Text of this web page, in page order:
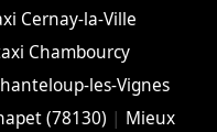
Cernay-la-Ville
Chambourcy
les-Vignes
(78130) | Mieux